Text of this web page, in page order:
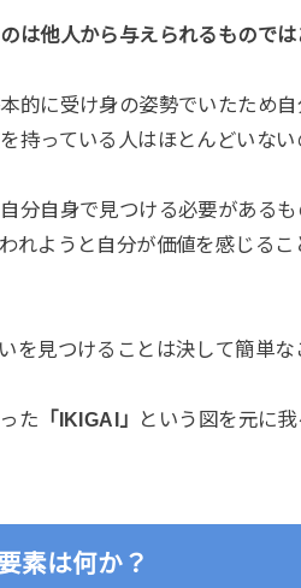
は他人から与えられるものでは
的に受け身の姿勢でいたため
持っている人はほとんどいない
分自身で見つける必要がある
れようと自分が価値を感じる
を見つけることは決して簡単な
た 「IKIGAI」
という図を元に
素は何か？